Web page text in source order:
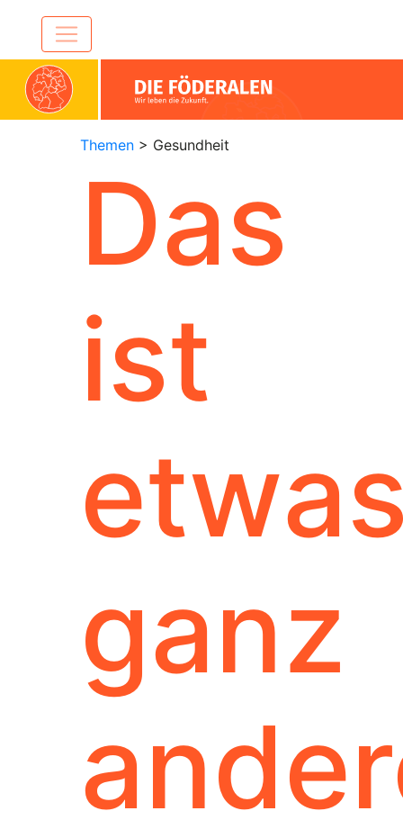
Themen > Gesundheit
Das
ist
ganz